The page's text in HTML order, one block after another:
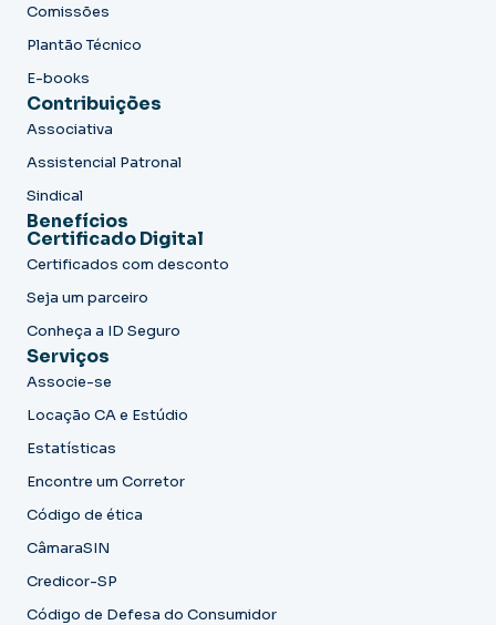
Comissões
Plantão Técnico
E-books
Contribuições
Associativa
Assistencial Patronal
Sindical
Benefícios
Certificado Digital
Certificados com desconto
Seja um parceiro
Conheça a ID Seguro
Serviços
Associe-se
Locação CA e Estúdio
Estatísticas
Encontre um Corretor
Código de ética
CâmaraSIN
Credicor-SP
Código de Defesa do Consumidor